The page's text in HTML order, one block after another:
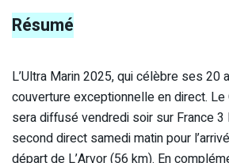
Résumé
L’Ultra Marin 2025, qui célèbre ses 20
couverture exceptionnelle en direct. Le
sera diffusé vendredi soir sur France 3
second direct samedi matin pour
départ de L’Arvor (56 km). En